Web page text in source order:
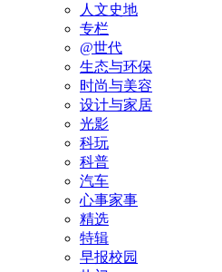
人文史地
专栏
@世代
生态与环保
时尚与美容
设计与家居
光影
科玩
科普
汽车
心事家事
精选
特辑
早报校园